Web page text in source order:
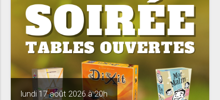
lundi 17 août 2026 à 20h